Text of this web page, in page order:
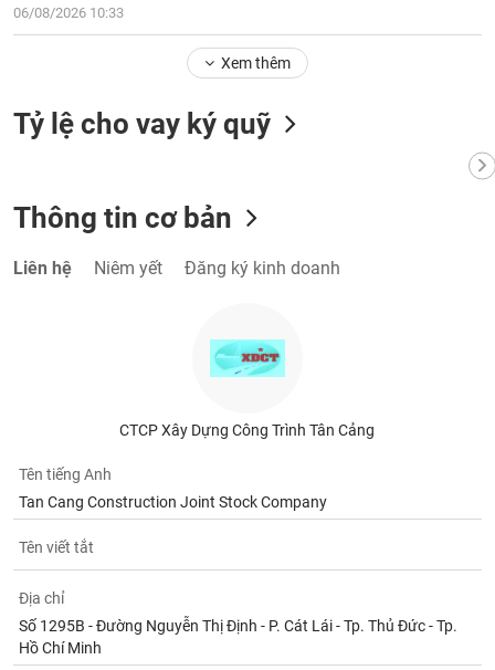
06/08/2026 10:33
Xem thêm
Tỷ lệ cho vay ký quỹ
Thông tin cơ bản
Liên hệ Niêm yết Đăng ký kinh doanh
CTCP Xây Dựng Công Trình Tân Cảng
Tên tiếng Anh
Tan Cang Construction Joint Stock Company
Tên viết tắt
Địa chỉ
Số 1295B - Đường Nguyễn Thị Định - P. Cát Lái - Tp. Thủ Đức - Tp.
Hồ Chí Minh
tích
(-)
ngữ
(-)
tài